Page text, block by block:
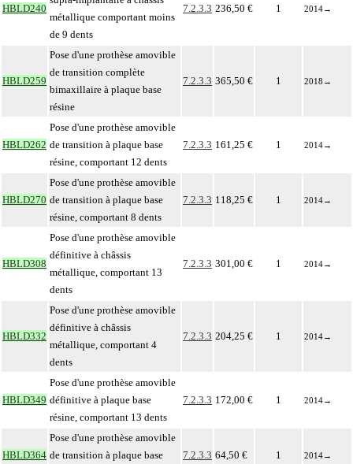
HBLD240
métallique comportant moins
de 9 dents
7.2.3.3 236,50 € 1 2014→
HBLD259
Pose d'une prothèse amovible
de transition complète
bimaxillaire à plaque base
résine
7.2.3.3 365,50 € 1 2018 →
HBLD262
Pose d'une prothèse amovible
de transition à plaque base
résine, comportant 12 dents
7.2.3.3 161,25 € 1 2014→
HBLD270
Pose d'une prothèse amovible
de transition à plaque base
résine, comportant 8 dents
7.2.3.3 118,25 € 1 2014→
HBLD308
Pose d'une prothèse amovible
définitive à châssis
métallique, comportant 13
dents
7.2.3.3 301,00 € 1 2014→
HBLD332
Pose d'une prothèse amovible
définitive à châssis
métallique, comportant 4
dents
7.2.3.3 204,25 € 1 2014→
HBLD349
Pose d'une prothèse amovible
définitive à plaque base
résine, comportant 13 dents
7.2.3.3 172,00 € 1 2014→
HBLD364
Pose d'une prothèse amovible
de transition à plaque base
7.2.3.3 64,50 € 1 2014→